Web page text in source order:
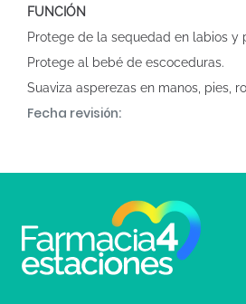
FUNCIÓN
Protege de la sequedad en labios y
Protege al bebé de escoceduras.
Suaviza asperezas en manos, pies,
Fecha revisión: